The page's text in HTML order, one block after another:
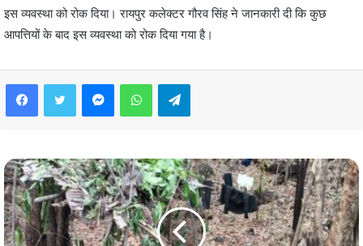
इस व्‍यवस्‍था को रोक दिया। रायपुर कलेक्टर गौरव सिंह ने जानकारी दी कि कुछ
आपत्तियों के बाद इस व्‍यवस्‍था को रोक दिया गया है।
FacebookTwitter MessengerWhatsAppTelegram